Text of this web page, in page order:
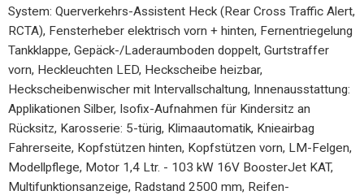
System: Querverkehrs-Assistent Heck (Rear Cross Traffic Alert,
RCTA), Fensterheber elektrisch vorn + hinten, Fernentriegelung
Tankklappe, Gepäck-/Laderaumboden doppelt, Gurtstraffer
vorn, Heckleuchten LED, Heckscheibe heizbar,
Heckscheibenwischer mit Intervallschaltung, Innenausstattung:
Applikationen Silber, Isofix-Aufnahmen für Kindersitz an
Rücksitz, Karosserie: 5-türig, Klimaautomatik, Knieairbag
Fahrerseite, Kopfstützen hinten, Kopfstützen vorn, LM-Felgen,
Modellpflege, Motor 1,4 Ltr. - 103 kW 16V BoosterJet KAT,
Multifunktionsanzeige, Radstand 2500 mm, Reifen-